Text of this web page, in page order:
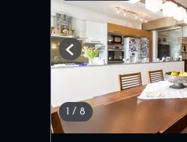
/ 8
Previous